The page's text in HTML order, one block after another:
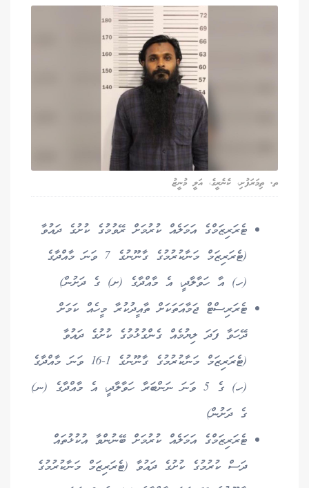
ތ. ތިމަރަފުށި، ކެނެރީގެ، އަލީ މުނީޒު
ޓެރަރިޒަމްގެ އަމަލެއް ކުރުމަށް ރޭވުމުގެ ކުށުގެ ދައުވާ
(ޓެރަރިޒަމް މަނާކުރުމުގެ ގާނޫނުގެ 7 ވަނަ މާއްދާގެ
(ހ) އާ ހަވާލާދީ، އެ މާއްދާގެ (ށ) ގެ ދަށުން)
ޓެރަރިސްޓް ޖަމާއަތަކަށް ތާއީދުކުރާ މީހެއް ކަމަށް
ދޭހަވާ ފަދަ ލިޔުމެއް ގެންގުޅުމުގެ ކުށުގެ ދައުވާ
(ޓެރަރިޒަމް މަނާކުރުމުގެ ގާނޫނުގެ 1-16 ވަނަ މާއްދާގެ
(ހ) ގެ 5 ވަނަ ނަންބަރާ ހަވާލާދީ، އެ މާއްދާގެ (ނ)
ގެ ދަށުން)
ޓެރަރިޒަމްގެ އަމަލެއް ކުރުމަށް ބޭނުންވާ އުކުޅުތައް
ދަސް ކުރުމުގެ ކުށުގެ ދައުވާ (ޓެރަރިޒަމް މަނާކުރުމުގެ